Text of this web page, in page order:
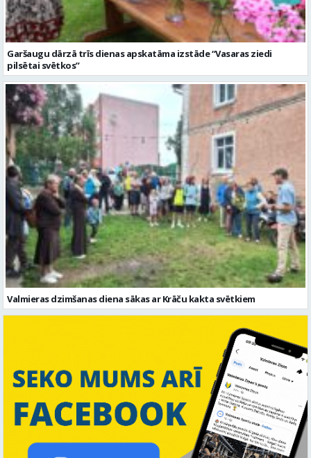
Garšaugu dārzā trīs dienas apskatāma izstāde “Vasaras ziedi
pilsētai svētkos”
Valmieras dzimšanas diena sākas ar Krāču kakta svētkiem